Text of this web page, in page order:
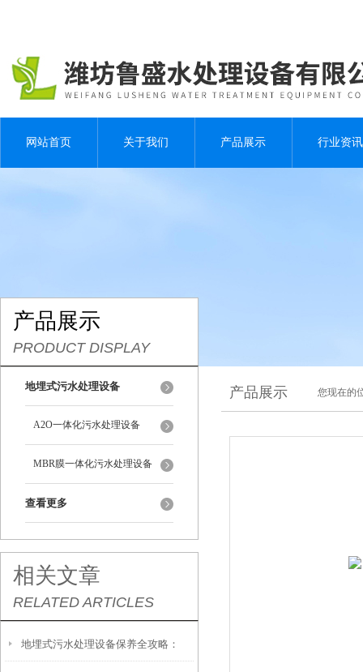
网站首页 关于我们 产品展示 行业资讯
产品展示
PRODUCT DISPLAY
地埋式污水处理设备
A2O一体化污水处理设备
MBR膜一体化污水处理设备
查看更多
相关文章
RELATED ARTICLES
地埋式污水处理设备保养全攻略：
产品展示 您现在的